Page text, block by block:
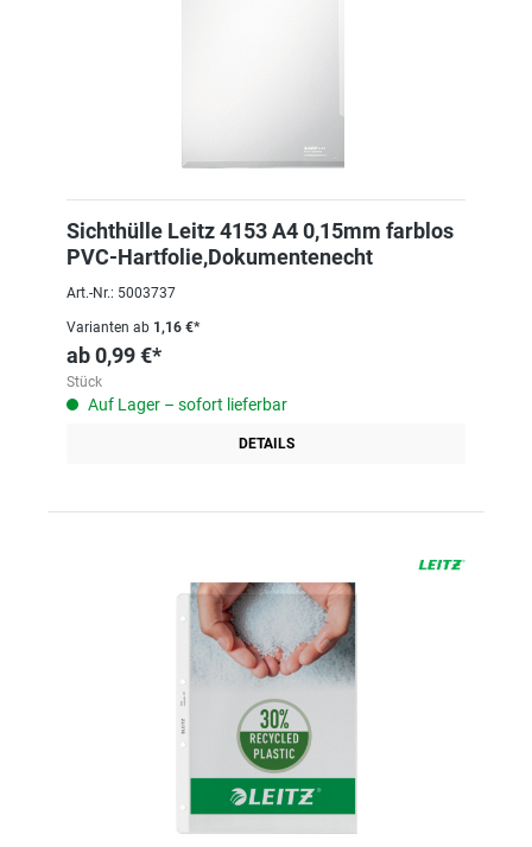
Sichthülle Leitz 4153 A4 0,15mm farblos
PVC-Hartfolie,Dokumentenecht
Art.-Nr.: 5003737
Varianten ab 1,16 €*
ab0,99 €*
Stück
Auf Lager – sofort lieferbar
DETAILS